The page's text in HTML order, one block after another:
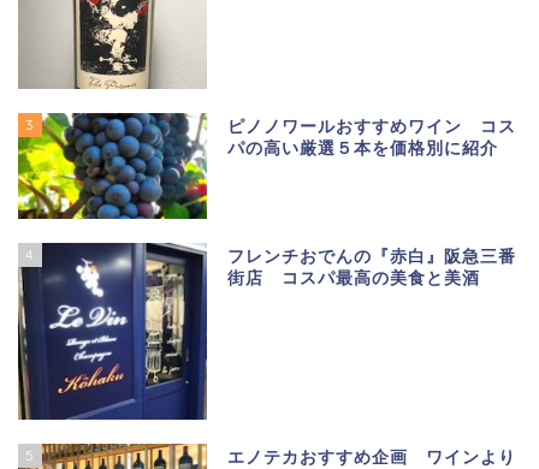
3
ピノノワールおすすめワイン コス
パの高い厳選５本を価格別に紹介
4
フレンチおでんの『赤白』阪急三番
街店 コスパ最高の美食と美酒
5
エノテカおすすめ企画 ワインより